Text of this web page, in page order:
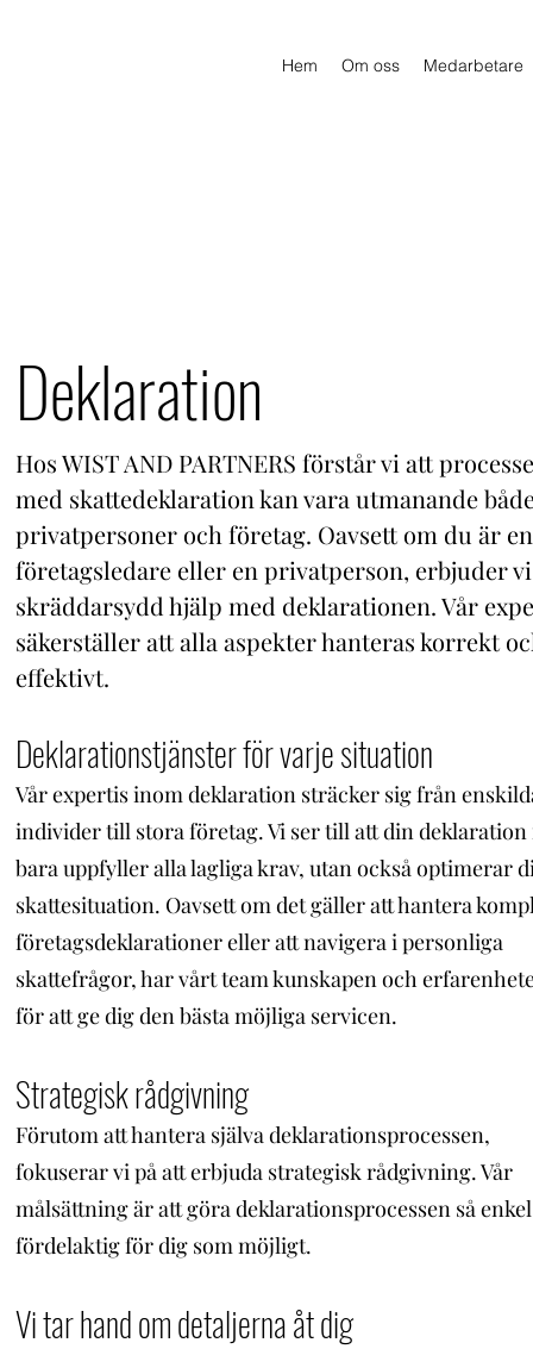
Hem Om oss Medarbetare
Deklaration
Hos WIST AND PARTNERS förstår vi att
med skattedeklaration kan vara utmanande
privatpersoner och företag. Oavsett om du är en
företagsledare eller en privatperson, erbjuder vi
skräddarsydd hjälp med deklarationen. Vår
säkerställer att alla aspekter hanteras korrekt
effektivt.
Deklarationstjänster för varje situation
Vår expertis inom deklaration sträcker sig från
individer till stora företag. Vi ser till att din deklaration
bara uppfyller alla lagliga krav, utan också optimerar
skattesituation. Oavsett om det gäller att hantera
företagsdeklarationer eller att navigera i personliga
skattefrågor, har vårt team kunskapen och
för att ge dig den bästa möjliga servicen.
Strategisk rådgivning
Förutom att hantera själva deklarationsprocessen,
fokuserar vi på att erbjuda strategisk rådgivning. Vår
målsättning är att göra deklarationsprocessen så
fördelaktig för dig som möjligt.
Vi tar hand om detaljerna åt dig